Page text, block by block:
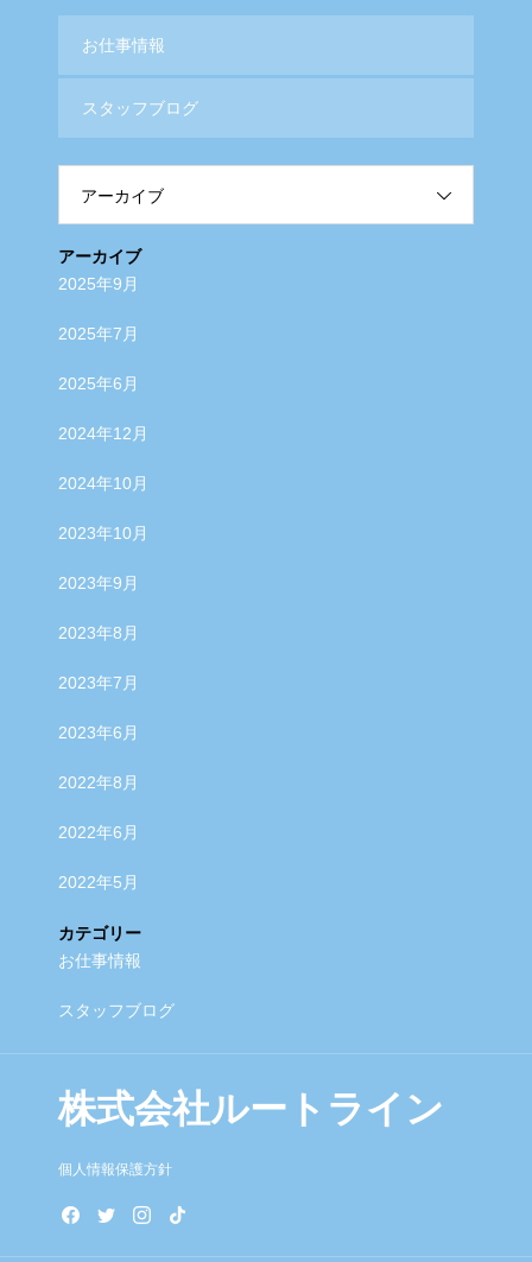
お仕事情報
スタッフブログ
アーカイブ
アーカイブ
2025年9月
2025年7月
2025年6月
2024年12月
2024年10月
2023年10月
2023年9月
2023年8月
2023年7月
2023年6月
2022年8月
2022年6月
2022年5月
カテゴリー
お仕事情報
スタッフブログ
株式会社ルートライン
個人情報保護方針